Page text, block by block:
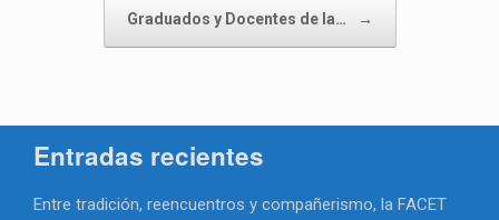
Graduados y Docentes de la… →
Entradas recientes
Entre tradición, reencuentros y compañerismo, la FACET